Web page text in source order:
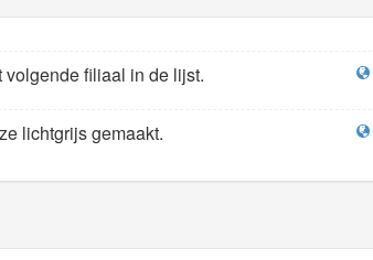
filiaal in de lijst.
lichtgrijs gemaakt.